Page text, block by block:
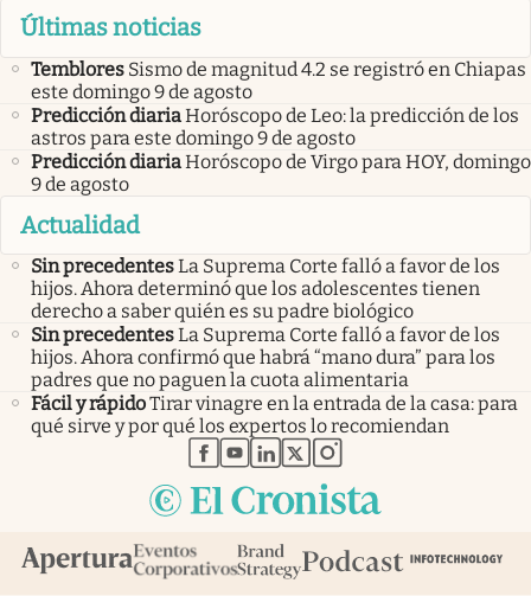
Últimas noticias
Temblores Sismo de magnitud 4.2 se registró en Chiapas
este domingo 9 de agosto
Predicción diariaHoróscopo de Leo: la predicción de los
astros para este domingo 9 de agosto
Predicción diariaHoróscopo de Virgo para HOY, domingo
9 de agosto
Actualidad
Sin precedentesLa Suprema Corte falló a favor de los
hijos. Ahora determinó que los adolescentes tienen
derecho a saber quién es su padre biológico
Sin precedentesLa Suprema Corte falló a favor de los
hijos. Ahora confirmó que habrá “mano dura” para los
padres que no paguen la cuota alimentaria
Fácil y rápidoTirar vinagre en la entrada de la casa: para
qué sirve y por qué los expertos lo recomiendan
abre en nueva pestaña
abre en nueva pestaña
abre en nueva pestaña
abre en nueva pestaña
abre en nueva pestaña